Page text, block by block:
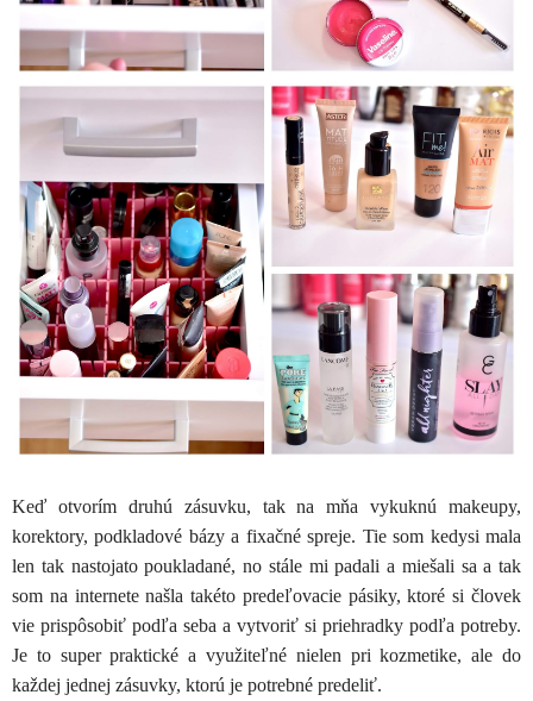
Keď otvorím druhú zásuvku, tak na mňa vykuknú makeupy,
korektory, podkladové bázy a fixačné spreje. Tie som kedysi mala
len tak nastojato poukladané, no stále mi padali a miešali sa a tak
som na internete našla takéto predeľovacie pásiky, ktoré si človek
vie prispôsobiť podľa seba a vytvoriť si priehradky podľa potreby.
Je to super praktické a využiteľné nielen pri kozmetike, ale do
každej jednej zásuvky, ktorú je potrebné predeliť.